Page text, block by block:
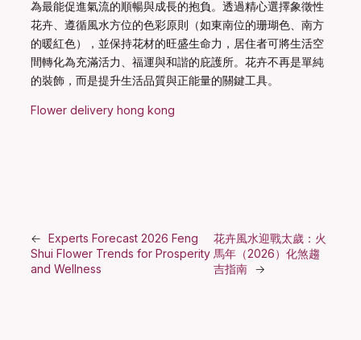
為最能促進氣流的順暢與成長的抱負。透過精心選擇象徵性
花卉、遵循風水方位的色彩原則（如東南位的珊瑚色、南方
的暖紅色），並保持花材的旺盛生命力，居住者可將生活空
間轉化為充滿活力、福運與和諧的庇護所。花卉不再是單純
的裝飾，而是提升生活品質與正能量的關鍵工具。
Flower delivery hong kong
← Experts Forecast 2026 Feng
Shui Flower Trends for Prosperity
and Wellness
花卉風水迎戰太歲：火
馬年（2026）化煞趨
吉指南 →